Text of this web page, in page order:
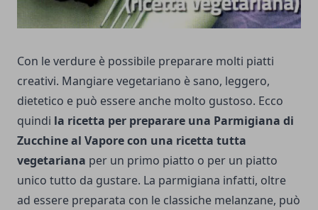
Con le verdure è possibile preparare molti piatti
creativi. Mangiare vegetariano è sano, leggero,
dietetico e può essere anche molto gustoso. Ecco
quindi la ricetta per preparare una Parmigiana di
Zucchine al Vapore con una ricetta tutta
vegetariana per un primo piatto o per un piatto
unico tutto da gustare. La parmigiana infatti, oltre
ad essere preparata con le classiche melanzane, può